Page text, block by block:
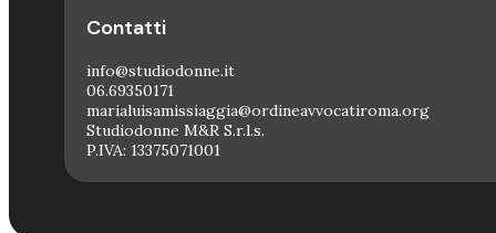
Contatti
info@studiodonne.it
06.69350171
marialuisamissiaggia@ordineavvocatiroma.org
Studiodonne M&R S.r.l.s.
P.IVA: 13375071001